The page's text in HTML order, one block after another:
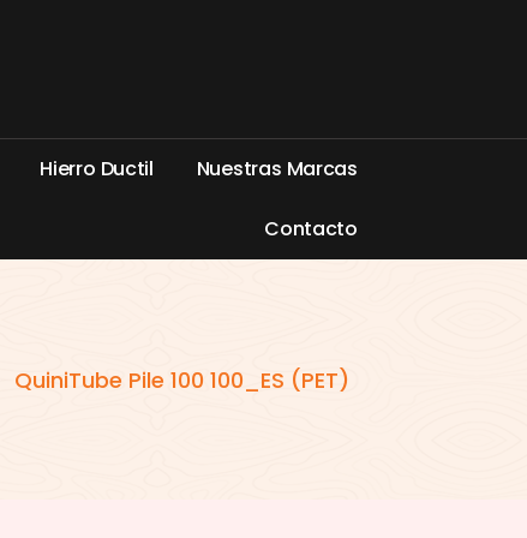
Hierro Ductil Nuestras Marcas
Contacto
QuiniTube Pile 100 100_ES (PET)